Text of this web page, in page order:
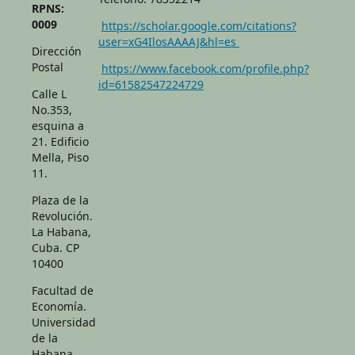
RPNS:
0009
Dirección
Postal
Calle L
No.353,
esquina a
21. Edificio
Mella, Piso
11.
Plaza de la
Revolución.
La Habana,
Cuba. CP
10400
Facultad de
Economía.
Universidad
de la
https://scholar.google.com/citations?
user=xG4IlosAAAAJ&hl=es
https://www.facebook.com/profile.php?
id=61582547224729